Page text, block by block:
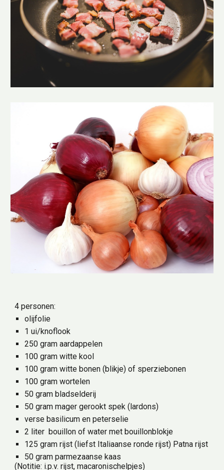
4 personen:
olijfolie
1 ui/knoflook
250 gram aardappelen
100 gram witte kool
100 gram witte bonen (blikje) of sperziebonen
100 gram wortelen
50 gram bladselderij
50 gram mager gerookt spek (lardons)
verse basilicum en peterselie
2 liter  bouillon of water met bouillonblokje
125 gram rijst (liefst Italiaanse ronde rijst) Patna rijst
50 gram parmezaanse kaas
(Notitie: i.p.v. rijst, macaronischelpjes)